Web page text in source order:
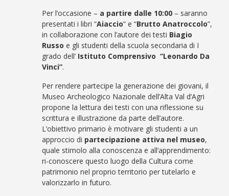
Per l’occasione – a partire dalle 10:00 – saranno
presentati i libri “Aiaccio“ e “Brutto Anatroccolo”,
in collaborazione con l’autore dei testi Biagio
Russo e gli studenti della scuola secondaria di I
grado dell’ Istituto Comprensivo “Leonardo Da
Vinci”.
Per rendere partecipe la generazione dei giovani, il
Museo Archeologico Nazionale dell’Alta Val d’Agri
propone la lettura dei testi con una riflessione su
scrittura e illustrazione da parte dell’autore.
L’obiettivo primario è motivare gli studenti a un
approccio di partecipazione attiva nel museo,
quale stimolo alla conoscenza e all’apprendimento:
ri-conoscere questo luogo della Cultura come
patrimonio nel proprio territorio per tutelarlo e
valorizzarlo in futuro.